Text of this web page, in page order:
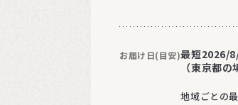
お届け日(目安)最短2026/
（東京都の
地域ごとの